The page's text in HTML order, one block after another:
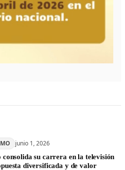
junio 1, 2026
consolida su carrera en la televisión
diversificada y de valor